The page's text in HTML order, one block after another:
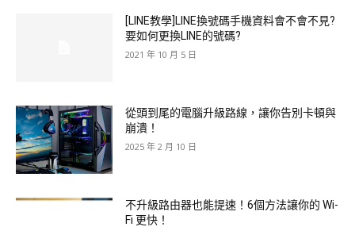
[LINE教學]LINE換號碼手機資料會不會不見?
要如何更換LINE的號碼?
2021 年 10 月 5 日
從頭到尾的電腦升級路線，讓你告別卡頓與
崩潰！
2025 年 2 月 10 日
不升級路由器也能提速！6個方法讓你的 Wi-
Fi 更快！